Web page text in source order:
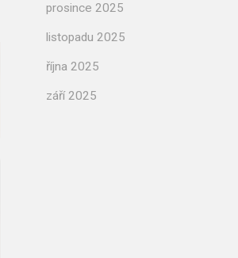
prosince 2025
listopadu 2025
října 2025
září 2025